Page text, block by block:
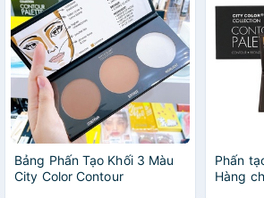
Bảng Phấn Tạo Khối 3 Màu
City Color Contour
Phấn
Hàng